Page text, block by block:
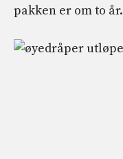
pakken er om to år.